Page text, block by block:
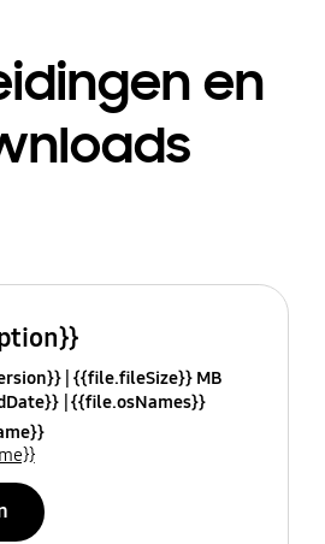
en
{{file.fileSize}} MB
{{file.osNames}}